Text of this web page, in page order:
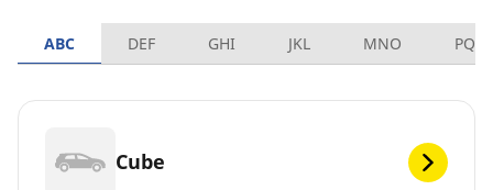
ABC DEF GHI JKL MNO PQRS
Cube